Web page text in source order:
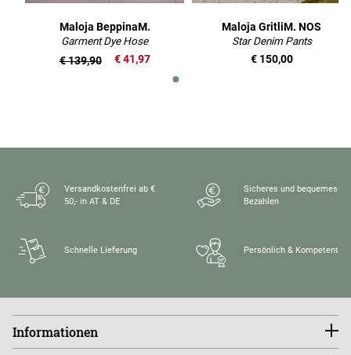
Maloja BeppinaM.
Garment Dye Hose
€ 41,97
€ 139,90
Maloja GritliM. NOS
Star Denim Pants
€ 150,00
Versandkostenfrei ab €
50,- in AT & DE
Sicheres und bequemes
Bezahlen
Schnelle Lieferung Persönlich & Kompetent
Informationen